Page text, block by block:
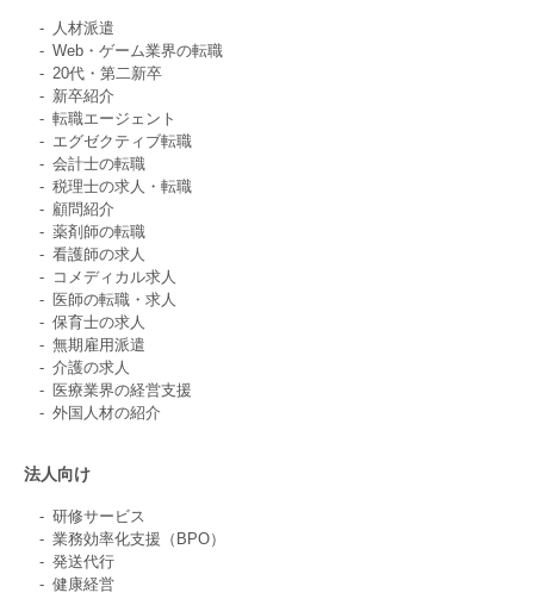
人材派遣
Web・ゲーム業界の転職
20代・第二新卒
新卒紹介
転職エージェント
エグゼクティブ転職
会計士の転職
税理士の求人・転職
顧問紹介
薬剤師の転職
看護師の求人
コメディカル求人
医師の転職・求人
保育士の求人
無期雇用派遣
介護の求人
医療業界の経営支援
外国人材の紹介
法人向け
研修サービス
業務効率化支援（BPO）
発送代行
健康経営